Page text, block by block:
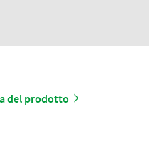
del prodotto